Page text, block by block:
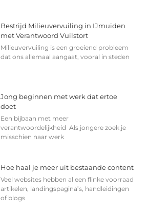
Bestrijd Milieuvervuiling in IJmuiden
met Verantwoord Vuilstort
Milieuvervuiling is een groeiend probleem
dat ons allemaal aangaat, vooral in steden
Jong beginnen met werk dat ertoe
doet
Een bijbaan met meer
verantwoordelijkheid Als jongere zoek je
misschien naar werk
Hoe haal je meer uit bestaande content
Veel websites hebben al een flinke voorraad
artikelen, landingspagina’s, handleidingen
of blogs